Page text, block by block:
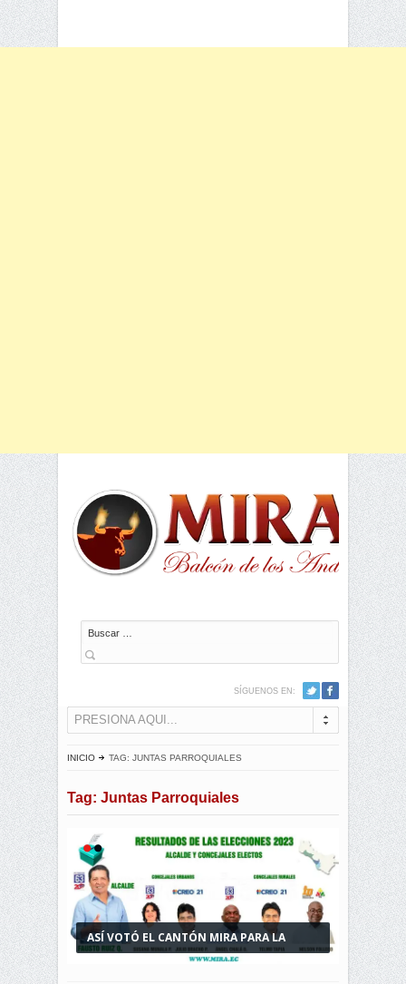
Buscar
SÍGUENOS EN:
PRESIONA AQUI...
INICIO TAG: JUNTAS PARROQUIALES
Tag: Juntas Parroquiales
ASÍ VOTÓ EL CANTÓN MIRA PARA LA
ELECCIONES SECCIONALES 2023 EN MIRA